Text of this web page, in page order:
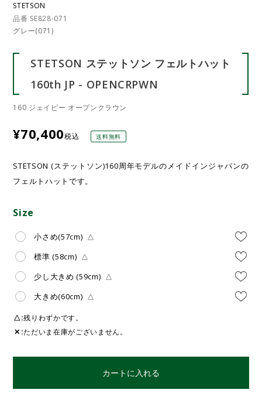
STETSON
品番 SE828-071
グレー(071)
STETSON ステットソン フェルトハット
160th JP - OPENCRPWN
160 ジェイピー オープンクラウン
¥70,400税込 送料無料
STETSON (ステットソン)160周年モデルのメイドインジャパンの
フェルトハットです。
Size
小さめ(57cm) △
標準 (58cm) △
少し大きめ (59cm) △
大きめ(60cm) △
△ 残りわずかです。
✕ ただいま在庫がございません。
カートに入れる